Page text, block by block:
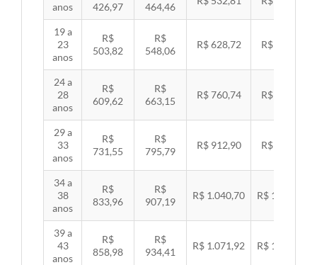
anos 426,97 464,46
19 a
23
anos
R$
503,82
R$
548,06
R$ 628,72 R$ 647,89
24 a
28
anos
R$
609,62
R$
663,15
R$ 760,74 R$ 783,94
29 a
33
anos
R$
731,55
R$
795,79
R$ 912,90 R$ 940,74
34 a
38
anos
R$
833,96
R$
907,19
R$ 1.040,70 R$ 1.072,43
39 a
43
anos
R$
858,98
R$
934,41
R$ 1.071,92 R$ 1.104,60